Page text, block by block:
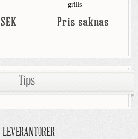
grills
Pris saknas
Tips
LEVERANTÖRER